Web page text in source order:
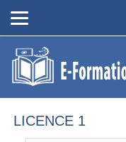
LICENCE 1